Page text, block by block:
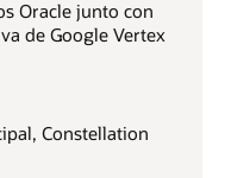
Oracle junto con
de Google Vertex
Constellation